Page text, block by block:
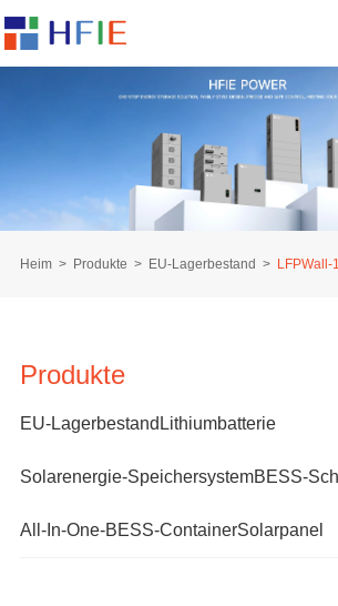
Heim Produkte EU-Lagerbestand LFPWall-
Produkte
EU-Lagerbestand Lithiumbatterie
Solarenergie-SpeichersystemBESS-
All-In-One-BESS-ContainerSolarpanel